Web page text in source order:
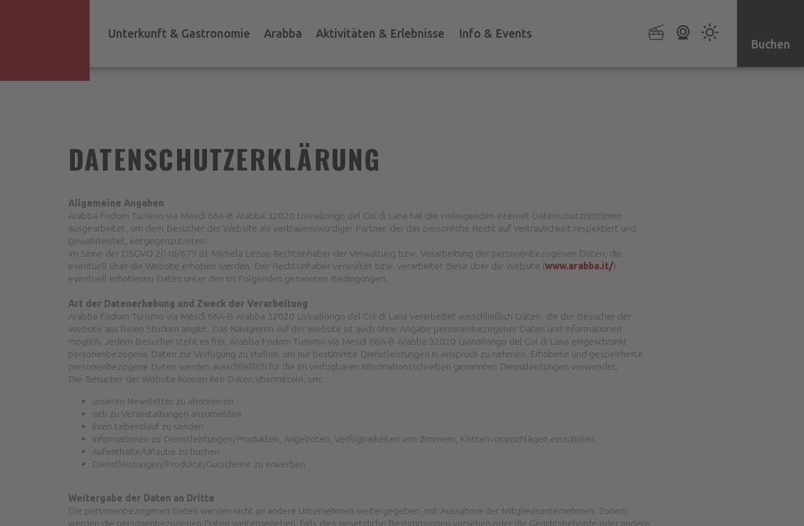
Unterkunft & Gastronomie Arabba Aktivitäten & Erlebnisse
Info & Events
Buchen
DATENSCHUTZERKLÄRUNG
Allgemeine Angaben
Arabba Fodom Turismo via Mesdì 66A-B Arabba 32020 Livinallongo del Col di Lana hat die vorliegenden Internet-Datenschutzrichtlinien
ausgearbeitet, um dem Besucher der Website als vertrauenswürdiger Partner, der das persönliche Recht auf Vertraulichkeit respektiert und
gewährleistet, entgegenzutreten.
Im Sinne der DSGVO 2016/679 ist Michela Lezuo Rechtsinhaber der Verwaltung bzw. Verarbeitung der personenbezogenen Daten, die
eventuell über die Website erhoben werden. Der Rechtsinhaber verwaltet bzw. verarbeitet diese über die Website (www.arabba.it/)
eventuell erhobenen Daten unter den im Folgenden genannten Bedingungen.
Art der Datenerhebung und Zweck der Verarbeitung
Arabba Fodom Turismo via Mesdì 66A-B Arabba 32020 Livinallongo del Col di Lana verarbeitet ausschließlich Daten, die der Besucher der
Website aus freien Stücken angibt. Das Navigieren auf der Website ist auch ohne Angabe personenbezogener Daten und Informationen
möglich. Jedem Besucher steht es frei, Arabba Fodom Turismo via Mesdì 66A-B Arabba 32020 Livinallongo del Col di Lana eingeschränkt
personenbezogene Daten zur Verfügung zu stellen, um nur bestimmte Dienstleistungen in Anspruch zu nehmen. Erhobene und gespeicherte
personenbezogene Daten werden ausschließlich für die im verfügbaren Informationsschreiben genannten Dienstleistungen verwendet.
Die Besucher der Website können ihre Daten übermitteln, um:
unseren Newsletter zu abonnieren
sich zu Veranstaltungen anzumelden
ihren Lebenslauf zu senden
Informationen zu Dienstleistungen/Produkten, Angeboten, Verfügbarkeiten von Zimmern, Kostenvoranschlägen einzuholen
Aufenthalte/Urlaube zu buchen
Dienstleistungen/Produkte/Gutscheine zu erwerben
Weitergabe der Daten an Dritte
Die personenbezogenen Daten werden nicht an andere Unternehmen weitergegeben, mit Ausnahme der Mitgliedsunternehmen. Zudem
werden die personenbezogenen Daten weitergegeben, falls dies gesetzliche Bestimmungen vorsehen oder die Gerichtsbehörde oder andere